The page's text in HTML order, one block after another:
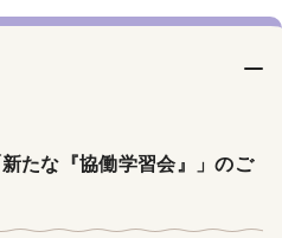
たな『協働学習会』」のご